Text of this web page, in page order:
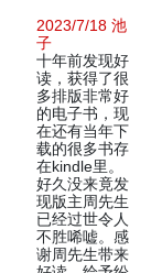
2023/7/18 池
子
十年前发现好
读，获得了很
多排版非常好
的电子书，现
在还有当年下
载的很多书存
在kindle里。
好久没来竟发
现版主周先生
已经过世令人
不胜唏嘘。感
谢周先生带来